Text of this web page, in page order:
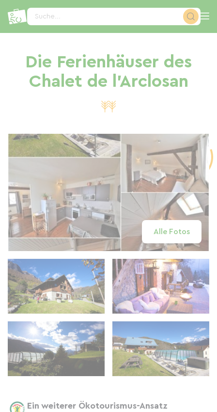
Suche...
Die Ferienhäuser des
Chalet de l'Arclosan
Alle Fotos
Ein weiterer Ökotourismus-Ansatz
Cookie-Einstellungen